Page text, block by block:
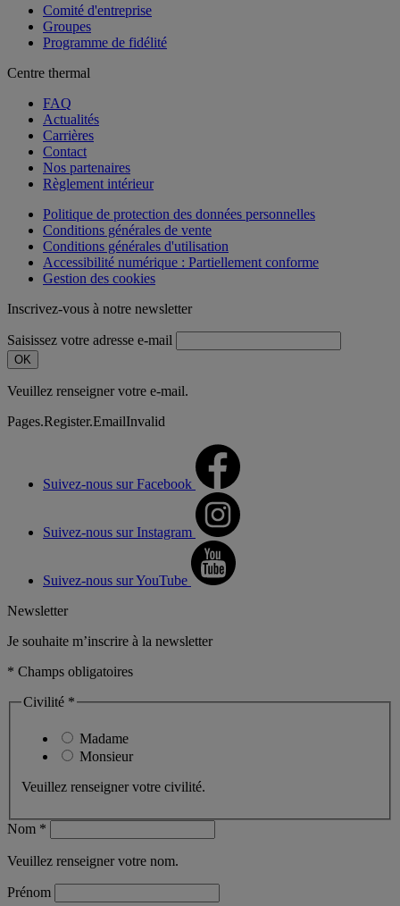
Comité d'entreprise
Groupes
Programme de fidélité
Centre thermal
FAQ
Actualités
Carrières
Contact
Nos partenaires
Règlement intérieur
Politique de protection des données personnelles
Conditions générales de vente
Conditions générales d'utilisation
Accessibilité numérique : Partiellement conforme
Gestion des cookies
Inscrivez-vous à notre newsletter
Saisissez votre adresse e-mail
OK
Veuillez renseigner votre e-mail.
Pages.Register.EmailInvalid
Suivez-nous sur Facebook
Suivez-nous sur Instagram
Suivez-nous sur YouTube
Newsletter
Je souhaite m’inscrire à la newsletter
* Champs obligatoires
Civilité *
Madame
Monsieur
Veuillez renseigner votre civilité.
Nom *
Veuillez renseigner votre nom.
Prénom